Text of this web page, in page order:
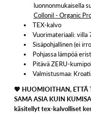
luonnonmukaisella
Collonil - Organic
TEX-kalvo
Vuorimateriaali: villa
Sisäpohjallinen (ei
Pohjassa lämpöä
Pitävä ZERU-
Valmistusmaa:
💖 HUOMIOITHAN, ETTÄ
SAMA ASIA KUIN
käsitellyt tex-kalvolliset